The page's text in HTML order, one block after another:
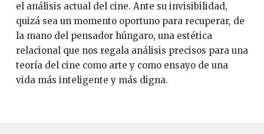
el análisis actual del cine. Ante su invisibilidad,
quizá sea un momento oportuno para recuperar, de
la mano del pensador húngaro, una estética
relacional que nos regala análisis precisos para una
teoría del cine como arte y como ensayo de una
vida más inteligente y más digna.